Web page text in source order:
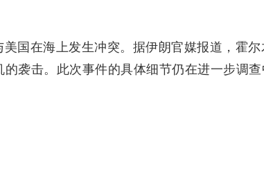
美国在海上发生冲突。据伊朗官媒报道，霍
袭击。此次事件的具体细节仍在进一步调查